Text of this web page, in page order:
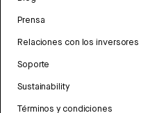
Prensa
Relaciones con los inversores
Soporte
Sustainability
Términos y condiciones